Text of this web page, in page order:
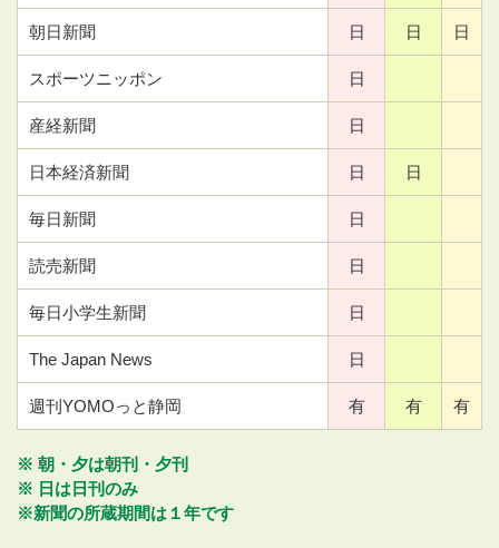
朝日新聞 日 日 日
スポーツニッポン 日
産経新聞 日
日本経済新聞 日 日
毎日新聞 日
読売新聞 日
毎日小学生新聞 日
The Japan News 日
週刊YOMOっと静岡 有 有 有
※ 朝・夕は朝刊・夕刊
※ 日は日刊のみ
※新聞の所蔵期間は１年です